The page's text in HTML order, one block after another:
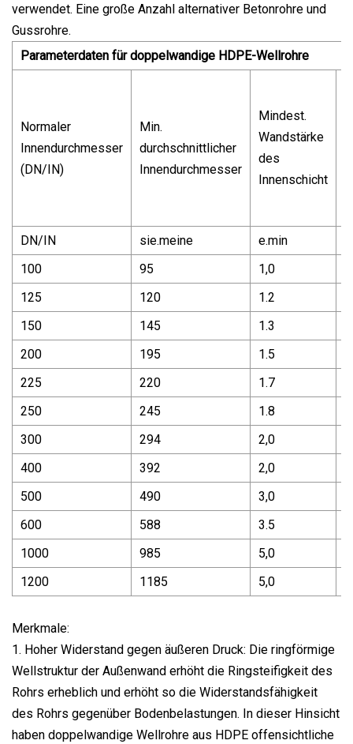
verwendet. Eine große Anzahl alternativer Betonrohre und
Gussrohre.
Parameterdaten für doppelwandige HDPE-Wellrohre
Normaler
Innendurchmesser
(DN/IN)
Min.
durchschnittlicher
Innendurchmesser
Mindest.
Wandstärke
des
Innenschicht
DN/IN sie.meine e.min
100
95 1,0
125
120 1.2
150
145 1.3
200
195 1.5
225
220 1.7
250
245 1.8
300
294 2,0
400
392 2,0
500
490 3,0
600
588 3.5
1000
985 5,0
1200
1185 5,0
Merkmale:
1. Hoher Widerstand gegen äußeren Druck: Die ringförmige
Wellstruktur der Außenwand erhöht die Ringsteifigkeit des
Rohrs erheblich und erhöht so die Widerstandsfähigkeit
des Rohrs gegenüber Bodenbelastungen. In dieser Hinsicht
haben doppelwandige Wellrohre aus HDPE offensichtliche